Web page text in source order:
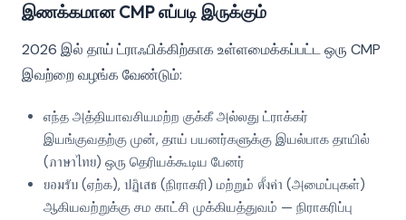
இணக்கமான CMP எப்படி இருக்கும்
2026 இல் தாய் ட்ராஃபிக்கிற்காக உள்ளமைக்கப்பட்ட ஒரு CMP
இவற்றை வழங்க வேண்டும்:
எந்த அத்தியாவசியமற்ற குக்கீ அல்லது ட்ராக்கர்
இயங்குவதற்கு முன், தாய் பயனர்களுக்கு இயல்பாக தாயில்
(ภาษาไทย) ஒரு தெரியக்கூடிய பேனர்
ยอมรับ (ஏற்க), ปฏิเสธ (நிராகரி) மற்றும் ตั้งค่า (அமைப்புகள்)
ஆகியவற்றுக்கு சம காட்சி முக்கியத்துவம் — நிராகரிப்பு